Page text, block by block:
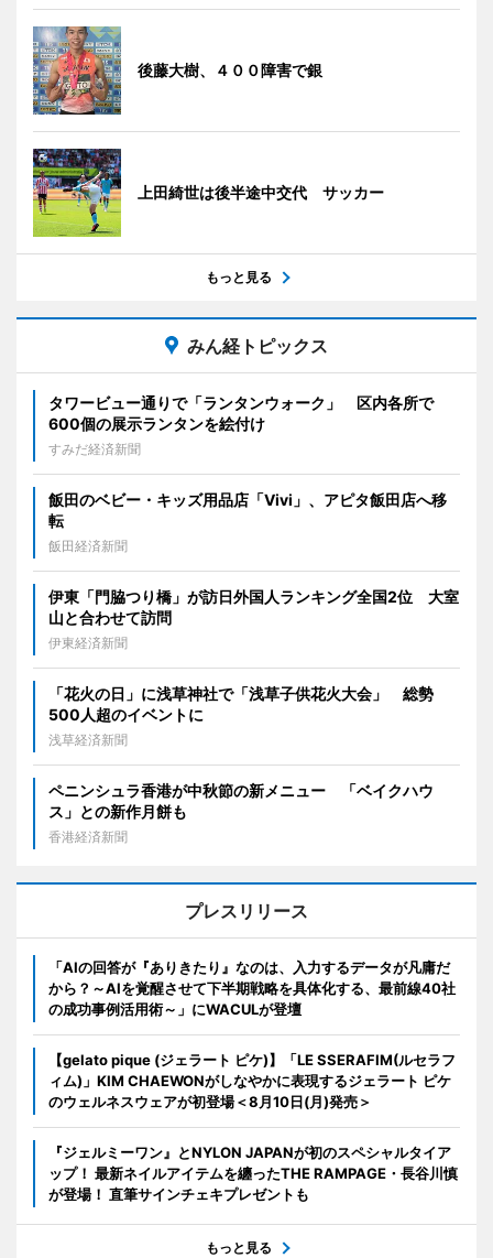
後藤大樹、４００障害で銀
上田綺世は後半途中交代 サッカー
もっと見る
みん経トピックス
タワービュー通りで「ランタンウォーク」 区内各所で
600個の展示ランタンを絵付け
すみだ経済新聞
飯田のベビー・キッズ用品店「Vivi」、アピタ飯田店へ移
転
飯田経済新聞
伊東「門脇つり橋」が訪日外国人ランキング全国2位 大室
山と合わせて訪問
伊東経済新聞
「花火の日」に浅草神社で「浅草子供花火大会」 総勢
500人超のイベントに
浅草経済新聞
ペニンシュラ香港が中秋節の新メニュー 「ベイクハウ
ス」との新作月餅も
香港経済新聞
プレスリリース
「AIの回答が『ありきたり』なのは、入力するデータが凡庸だ
から？～AIを覚醒させて下半期戦略を具体化する、最前線40社
の成功事例活用術～」にWACULが登壇
【gelato pique (ジェラート ピケ)】「LE SSERAFIM(ルセラフ
ィム)」KIM CHAEWONがしなやかに表現するジェラート ピケ
のウェルネスウェアが初登場＜8月10日(月)発売＞
『ジェルミーワン』とNYLON JAPANが初のスペシャルタイア
ップ！ 最新ネイルアイテムを纏ったTHE RAMPAGE・長谷川慎
が登場！ 直筆サインチェキプレゼントも
もっと見る